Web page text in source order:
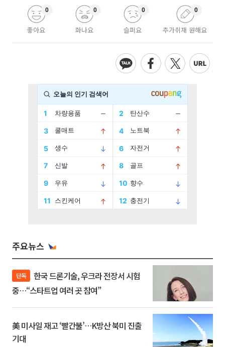
좋아요
0
화나요
0
슬퍼요
0
추가취재 원해요
0
주요뉴스
단독
중…“스타트업 여러 곳 참여”
美 미사일 재고 ‘빨간불’…K방산 북미 진출
기대